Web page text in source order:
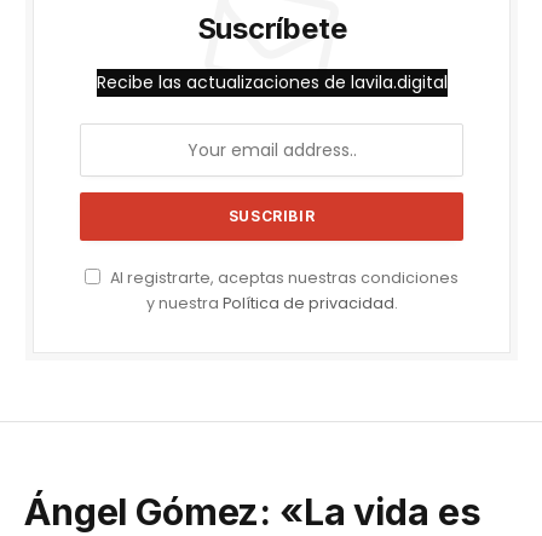
Suscríbete
Recibe las actualizaciones de lavila.digital
Al registrarte, aceptas nuestras condiciones
y nuestra Política de privacidad.
Ángel Gómez: «La vida es